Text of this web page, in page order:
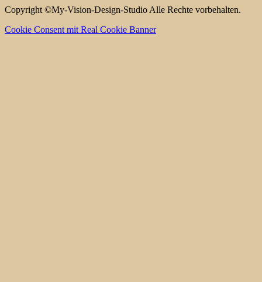
Copyright ©My-Vision-Design-Studio Alle Rechte vorbehalten.
Cookie Consent mit Real Cookie Banner